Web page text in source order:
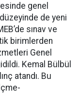
genel
de yeni
sınav ve
birimlerden
Genel
Kemal Bülbül
atandı. Bu